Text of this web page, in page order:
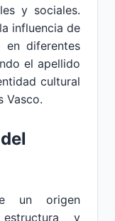
y sociales.
influencia de
en diferentes
el apellido
cultural
Vasco.
un origen
y